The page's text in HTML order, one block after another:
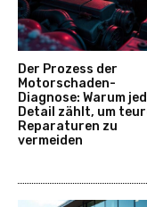
Der Prozess der
Motorschaden-
Diagnose: Warum
Detail zählt, um
Reparaturen zu
vermeiden